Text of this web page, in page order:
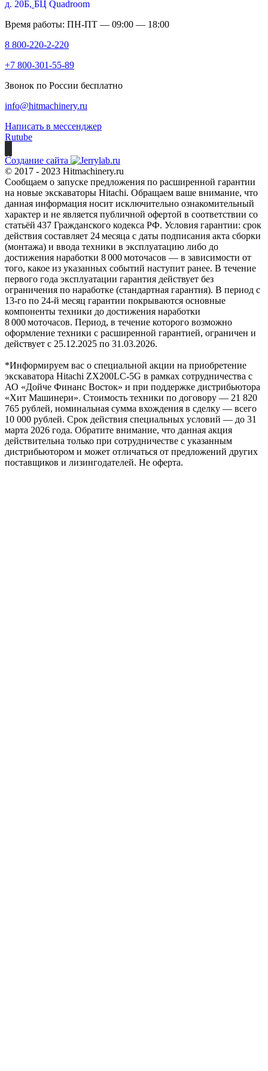
д. 20Б, БЦ Quadroom
Время работы: ПН-ПТ — 09:00 — 18:00
8 800-220-2-220
+7 800-301-55-89
Звонок по России бесплатно
info@hitmachinery.ru
Написать в мессенджер
Rutube
Создание сайта
© 2017 - 2023 Hitmachinery.ru
Сообщаем о запуске предложения по расширенной гарантии
на новые экскаваторы Hitachi. Обращаем ваше внимание, что
данная информация носит исключительно ознакомительный
характер и не является публичной офертой в соответствии со
статьёй 437 Гражданского кодекса РФ. Условия гарантии: срок
действия составляет 24 месяца с даты подписания акта сборки
(монтажа) и ввода техники в эксплуатацию либо до
достижения наработки 8 000 моточасов — в зависимости от
того, какое из указанных событий наступит ранее. В течение
первого года эксплуатации гарантия действует без
ограничения по наработке (стандартная гарантия). В период с
13‑го по 24‑й месяц гарантии покрываются основные
компоненты техники до достижения наработки
8 000 моточасов. Период, в течение которого возможно
оформление техники с расширенной гарантией, ограничен и
действует с 25.12.2025 по 31.03.2026.
*Информируем вас о специальной акции на приобретение
экскаватора Hitachi ZX200LC-5G в рамках сотрудничества с
АО «Дойче Финанс Восток» и при поддержке дистрибьютора
«Хит Машинери». Стоимость техники по договору — 21 820
765 рублей, номинальная сумма вхождения в сделку — всего
10 000 рублей. Срок действия специальных условий — до 31
марта 2026 года. Обратите внимание, что данная акция
действительна только при сотрудничестве с указанным
дистрибьютором и может отличаться от предложений других
поставщиков и лизингодателей. Не оферта.